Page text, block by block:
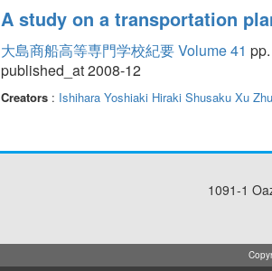
A study on a transportation
大島商船高等専門学校紀要 Volume 41
published_at 2008-12
Creators: Ishihara Yoshiaki Hiraki Shusaku Xu
1091-1